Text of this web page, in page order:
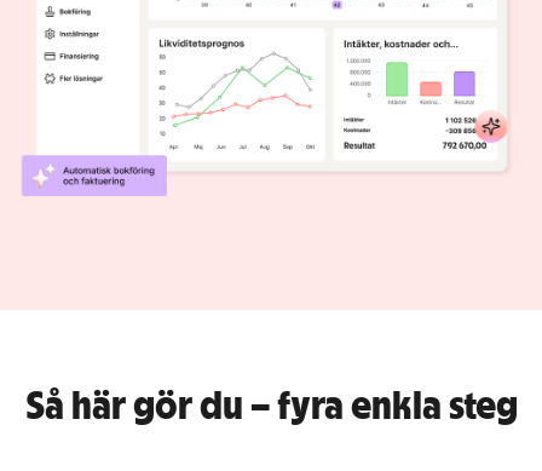
Så här gör du – fyra enkla steg